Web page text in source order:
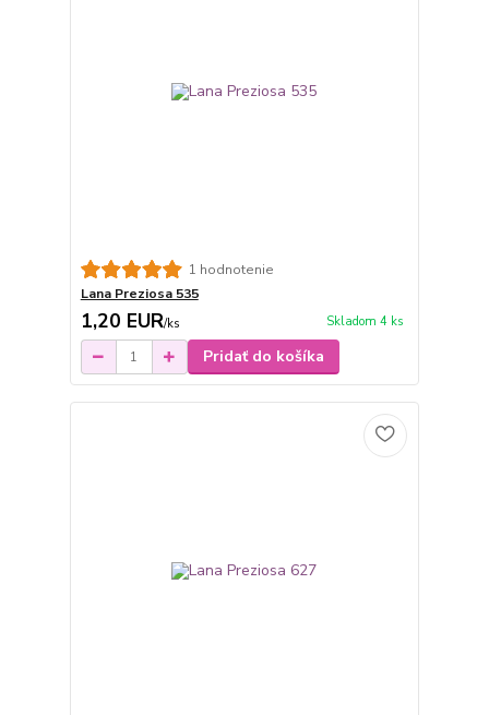
1 hodnotenie
Lana Preziosa 535
1,20 EUR/ks Skladom 4 ks
Pridať do košíka